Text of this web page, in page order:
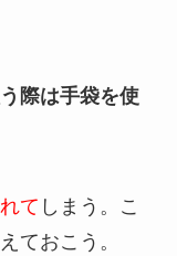
際は手袋を使
て しまう。こ
ておこう。